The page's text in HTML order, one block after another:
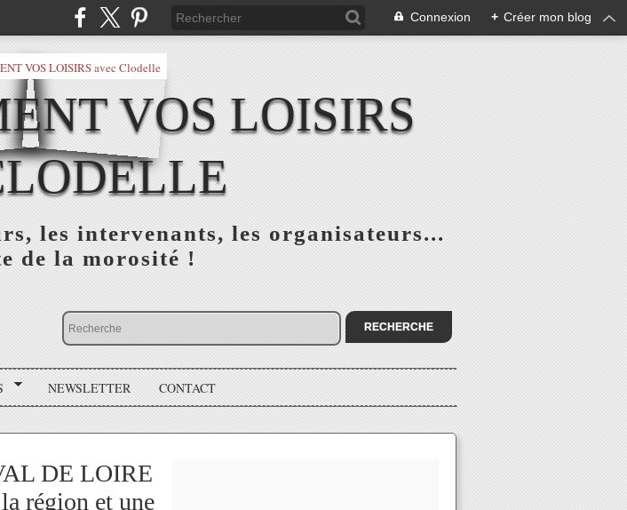
Connexion + Créer mon blog
VOS LOISIRS
les intervenants, les organisateurs...
de la morosité !
NEWSLETTER CONTACT
DE LOIRE
région et une